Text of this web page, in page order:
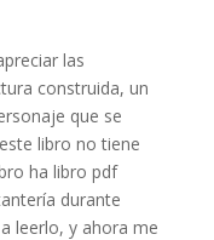
las
construida, un
que se
libro no tiene
ha libro pdf
durante
leerlo, y ahora me